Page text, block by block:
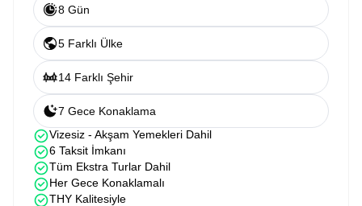
8 Gün
5 Farklı Ülke
14 Farklı Şehir
7 Gece Konaklama
Vizesiz - Akşam Yemekleri Dahil
6 Taksit İmkanı
Tüm Ekstra Turlar Dahil
Her Gece Konaklamalı
THY Kalitesiyle